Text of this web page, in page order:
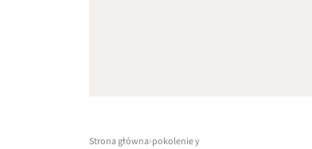
Strona główna pokolenie y